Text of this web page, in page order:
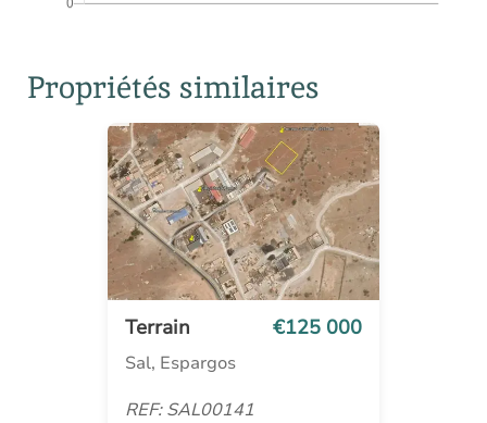
Propriétés similaires
Terrain €125 000
Sal, Espargos
REF: SAL00141